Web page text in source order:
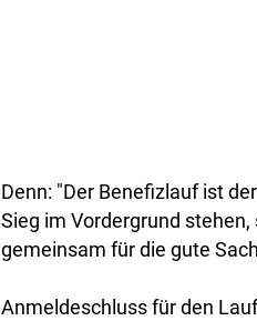
Denn: "Der Benefizlauf ist
Sieg im Vordergrund
gemeinsam für die gute
Anmeldeschluss für den